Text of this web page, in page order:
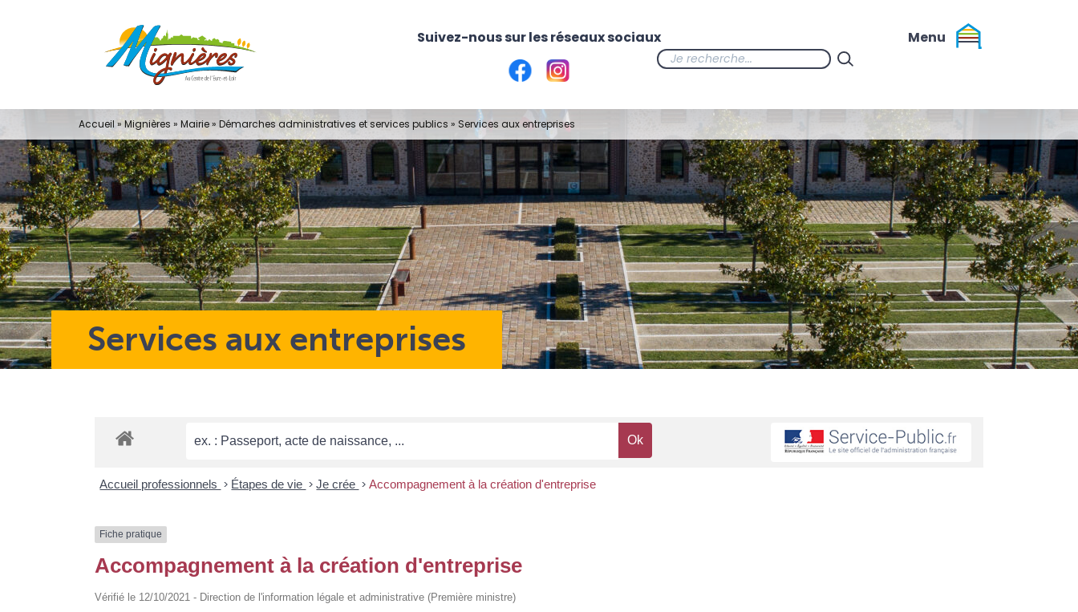
Services aux entreprises
Accueil » Mignières » Mairie» Démarches administratives et services publics » Services aux entreprises
Accueil professionnels > Étapes de vie > Je crée > Accompagnement à la création d'entreprise
Fiche pratique
Accompagnement à la création d'entreprise
Vérifié le 12/10/2021 - Direction de l'information légale et administrative (Première ministre)